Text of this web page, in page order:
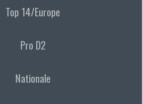
Top 14/Europe
Pro D2
Nationale